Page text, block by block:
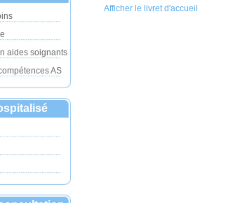
aides soignants
AS
Afficher le livret d'accueil